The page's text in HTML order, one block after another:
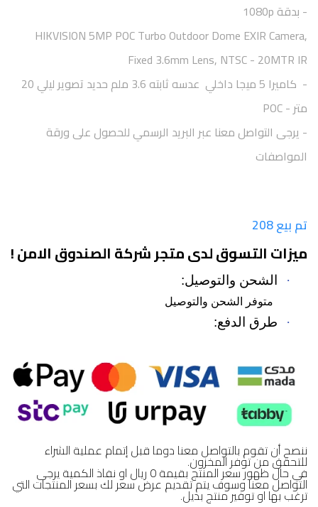
- بدقة 1080p
HIKVISION 5MP POC Turbo Outdoor Dome EXIR Camera,
Fixed 3.6mm Lens, NTSC - 20MTR IR
- كاميرا 5 ميجا داخلي عدسه ثابته 3.6 ملم حديد تصوير ليلي 20
متر -POC
- يرجى التواصل معنا عبر البريد الرسمي للحصول على ورقة
المواصفات
تم بيع 208
ميزات التسوق لدى متجر شركة الصندوق الامن !
· الشحن والتوصيل:
متوفر الشحن والتوصيل
· طرق الدفع:
ننصح أن تقوم بالتواصل معنا دوما قبل إتمام عملية الشراء
للتحقق من توفر المخزون.
في حال ظهور سعر المنتج بقيمة 0 ريال او نفاذ الكمية يرجى
التواصل معنا وسوف يتم تقديم عرض سعر لك بسعر المنتجات التي
ترغب بها او توفير منتج بديل.